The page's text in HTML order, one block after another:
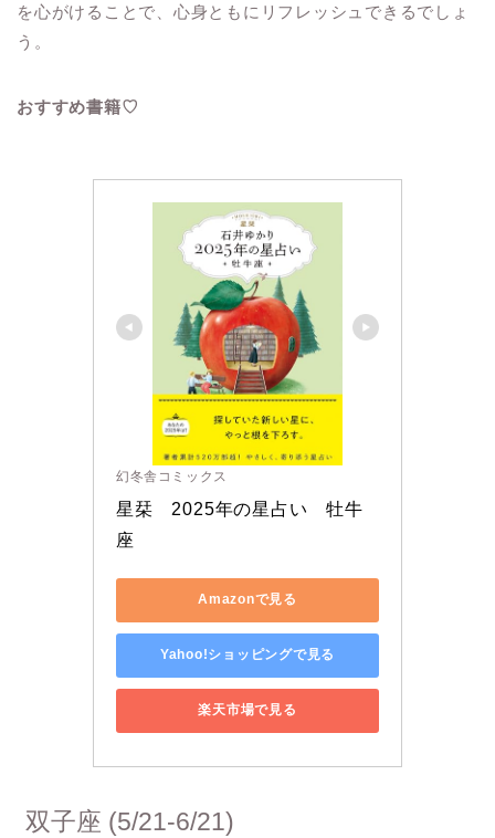
を心がけることで、心身ともにリフレッシュできるでしょ
う。
おすすめ書籍♡
幻冬舎コミックス
星栞　2025年の星占い　牡牛
座
Amazonで見る
Yahoo!ショッピングで見る
楽天市場で見る
双子座 (5/21-6/21)